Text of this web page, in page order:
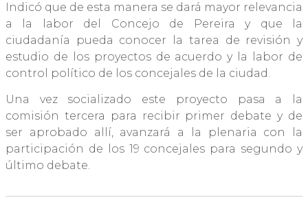
Indicó que de esta manera se dará mayor relevancia
a la labor del Concejo de Pereira y que la
ciudadanía pueda conocer la tarea de revisión y
estudio de los proyectos de acuerdo y la labor de
control político de los concejales de la ciudad.
Una vez socializado este proyecto pasa a la
comisión tercera para recibir primer debate y de
ser aprobado allí, avanzará a la plenaria con la
participación de los 19 concejales para segundo y
último debate.